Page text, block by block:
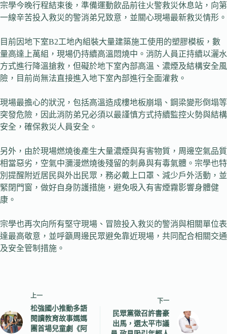
宗學今晚行程結束後，準備運動飲品前往火警救災休息站，向第
一線辛苦投入救災的警消弟兄致意，並關心現場最新救災情形。
目前因地下室B2工地內組裝大量建築施工使用的塑膠模板，數
量高達上萬組，現場仍持續高溫悶燒中。消防人員正持續以灑水
方式進行降溫搶救，但礙於地下室內部高溫、濃煙及結構安全風
險，目前尚無法直接進入地下室內部進行全面灌救。
現場最擔心的狀況，包括高溫造成樓地板崩塌、鋼梁變形倒塌等
突發危險，因此消防弟兄必須以最謹慎方式持續監控火勢與結構
安全，確保救災人員安全。
另外，由於現場燃燒後產生大量濃煙與有害物質，周邊空氣品質
相當惡劣，空氣中瀰漫燃燒後殘留的刺鼻與有毒氣體。宗學也特
別提醒附近居民與外出民眾，務必戴上口罩、減少戶外活動，並
緊閉門窗，做好自身防護措施，避免吸入有害煙霧影響身體健
康。
宗學也再次向所有堅守現場、冒險投入救災的警消與相關單位表
達最高敬意，並呼籲周邊民眾避免靠近現場，共同配合相關交通
及安全管制措施。
上一
松強國小推動多語
閱讀教育故事媽媽
團首場兒童劇《阿
下一
民眾黨徵召許書豪
出馬，選太平市議